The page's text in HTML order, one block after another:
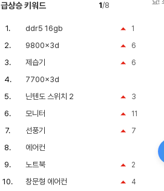
급상승 키워드 1/8
1
ddr5 16gb
6
9800x3d
6
제습기
7700x3d
3
닌텐도 스위치 2
11
모니터
7
선풍기
에어컨
2
노트북
4
창문형 에어컨